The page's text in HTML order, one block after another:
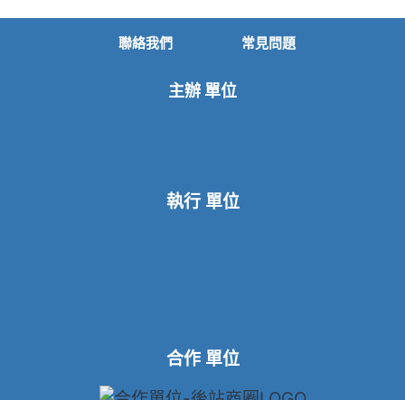
聯絡我們 常見問題
主辦 單位
執行 單位
合作 單位